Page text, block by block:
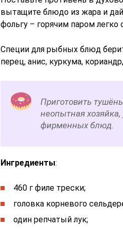
вытащите блюдо из жара и
фольгу – горячим паром легко
Специи для рыбных блюд
перец, анис, куркума,
Приготовить
неопытная
фирменных блюд.
Ингредиенты:
460 г филе трески;
головка корневого
один репчатый лук;